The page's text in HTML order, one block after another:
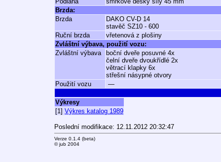
Brzda:
Brzda
DAKO CV-D 14
stavěč SZ10 - 600
Ruční brzda
vřetenová z plošiny
Zvláštní výbava, použití vozu:
Zvláštní výbava
boční dveře posuvné 4x
čelní dveře dvoukřídlé 2x
větrací klapky 6x
střešní násypné otvory
Použití vozu
—
Výkresy
[1] Výkres katalog 1989
Poslední modifikace: 12.11.2012 20:32:47
Verze 0.1.4 (beta)
© jub 2004